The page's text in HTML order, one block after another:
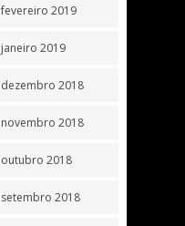
fevereiro 2019
janeiro 2019
dezembro 2018
novembro 2018
outubro 2018
setembro 2018